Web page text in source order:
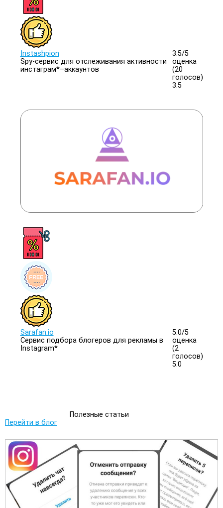
Instashpion
Spy-сервис для отслеживания активности
инстаграм*–аккаунтов
3.5/5
оценка
(20
голосов)
3.5
Sarafan.io
Сервис подбора блогеров для рекламы в
Instagram*
5.0/5
оценка
(2
голосов)
5.0
Полезные статьи
Перейти в блог